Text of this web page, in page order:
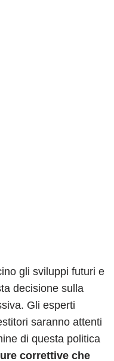
gli sviluppi futuri e
decisione sulla
Gli esperti
saranno attenti
di questa politica
correttive che